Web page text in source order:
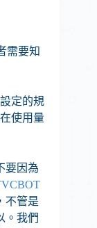
需要知
定的規
使用量
要因為
不管是
。我們